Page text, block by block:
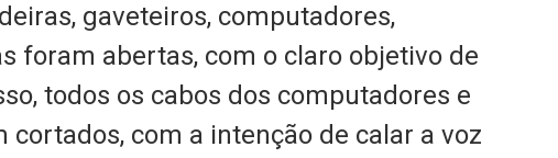
gaveteiros, computadores,
foram abertas, com o claro objetivo de
todos os cabos dos computadores e
com a intenção de calar a voz